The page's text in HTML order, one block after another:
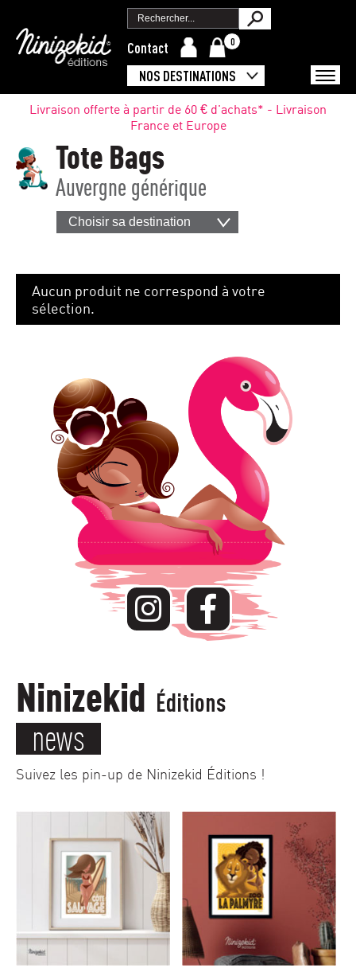
Contact 0
NOS DESTINATIONS
Livraison offerte à partir de 60 € d'achats* - Livraison
France et Europe
Tote Bags
Auvergne générique
Choisir sa destination
Aucun produit ne correspond à votre
sélection.
Ninizekid Éditions
news
Suivez les pin-up de Ninizekid Éditions !